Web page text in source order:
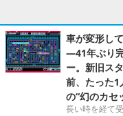
車が変形し
―41年ぶり
ー。新旧ス
前、たった1
の“幻のカセ
長い時を経て